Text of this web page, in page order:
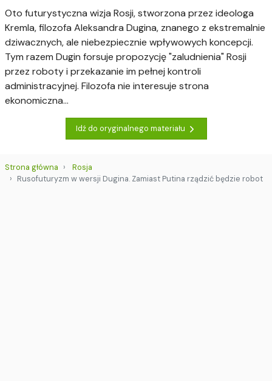
Oto futurystyczna wizja Rosji, stworzona przez ideologa
Kremla, filozofa Aleksandra Dugina, znanego z ekstremalnie
dziwacznych, ale niebezpiecznie wpływowych koncepcji.
Tym razem Dugin forsuje propozycję "zaludnienia" Rosji
przez roboty i przekazanie im pełnej kontroli
administracyjnej. Filozofa nie interesuje strona
ekonomiczna...
Idź do oryginalnego materiału
Strona główna
Rosja
Rusofuturyzm w wersji Dugina. Zamiast Putina rządzić będzie robot